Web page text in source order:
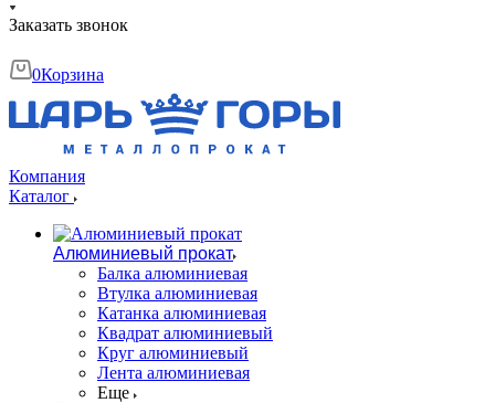
Заказать звонок
0Корзина
Компания
Каталог
Алюминиевый прокат
Балка алюминиевая
Втулка алюминиевая
Катанка алюминиевая
Квадрат алюминиевый
Круг алюминиевый
Лента алюминиевая
Еще